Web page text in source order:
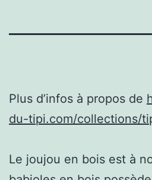
Plus d’infos à propos de
du-tipi.com/collections/
Le joujou en bois est à